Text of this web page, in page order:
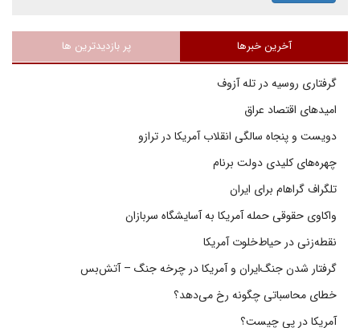
آخرین خبرها پر بازدیدترین ها
گرفتاری روسیه در تله آزوف
امیدهای اقتصاد عراق
دویست و پنجاه سالگی انقلاب آمریکا در ترازو
چهره‌های کلیدی دولت برنام
تلگراف گراهام برای ایران
واکاوی حقوقی حمله آمریکا به آسایشگاه سربازان
نقطه‌زنی در حیاط‌خلوت آمریکا
گرفتار شدن جنگ‌ایران و آمریکا در چرخه جنگ – آتش‌بس
خطای محاسباتی چگونه رخ می‌دهد؟
آمریکا در پی چیست؟